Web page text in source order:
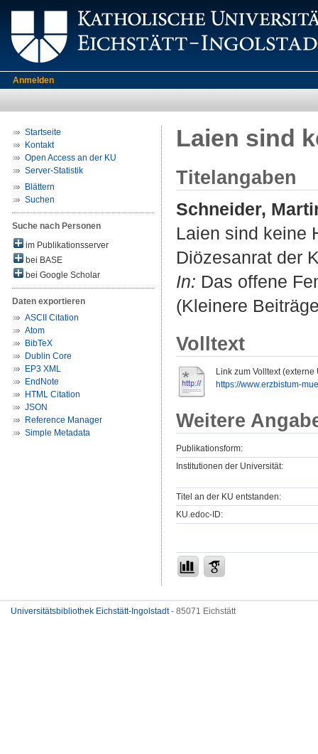
Anmelden
Startseite
Kontakt
Open Access an der KU
Server-Statistik
Blättern
Suchen
Suche nach Personen
im Publikationsserver
bei BASE
bei Google Scholar
Daten exportieren
ASCII Citation
Atom
BibTeX
Dublin Core
EP3 XML
EndNote
HTML Citation
JSON
Reference Manager
Simple Metadata
Laien sind
Titelangaben
Schneider,
Laien sind keine
Diözesanrat der
In: Das offene
(Kleinere
Volltext
Link zum Volltext (externe
https://www.erzbistum-
Weitere
Publikationsform:
Institutionen der Universität:
Titel an der KU entstanden:
KU.edoc-ID:
Universitätsbibliothek Eichstätt-Ingolstadt- 85071 Eichstätt